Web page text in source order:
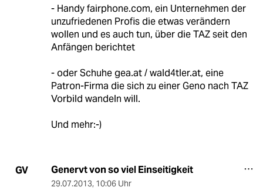
- Handy fairphone.com, ein Unternehmen der
unzufriedenen Profis die etwas verändern
wollen und es auch tun, über die TAZ seit den
Anfängen berichtet
- oder Schuhe gea.at / wald4tler.at, eine
Patron-Firma die sich zu einer Geno nach TAZ
Vorbild wandeln will.
Und mehr:-)
GV Genervt von so viel Einseitigkeit
29.07.2013, 10:06 Uhr